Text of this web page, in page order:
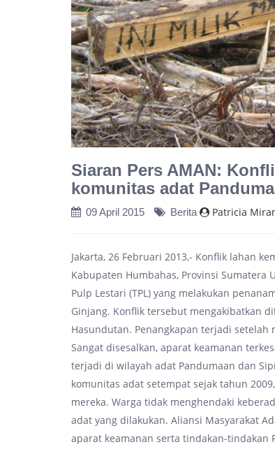
Siaran Pers AMAN:
komunitas adat
09 April 2015 Berita Patricia
Jakarta, 26 Februari 2013,- Konflik lahan
Kabupaten Humbahas, Provinsi Sumatera
Pulp Lestari (TPL) yang melakukan
Ginjang. Konflik tersebut mengakibatkan
Hasundutan. Penangkapan terjadi setelah
Sangat disesalkan, aparat keamanan
terjadi di wilayah adat Pandumaan dan
komunitas adat setempat sejak tahun
mereka. Warga tidak menghendaki
adat yang dilakukan. Aliansi Masyarakat
aparat keamanan serta tindakan-tindakan